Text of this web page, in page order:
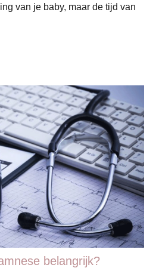
van je baby, maar de tijd van
belangrijk?